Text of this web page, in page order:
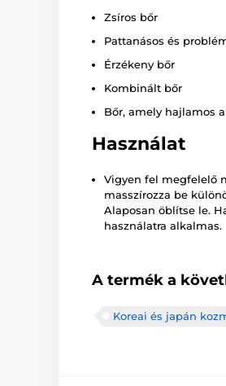
Zsíros bőr
Pattanásos és
Érzékeny bőr
Kombinált bőr
Bőr, amely hajlamos
Használat
Vigyen fel megfelelő
masszírozza be
Alaposan öblítse le.
használatra alkalmas.
A termék a
Koreai és japán